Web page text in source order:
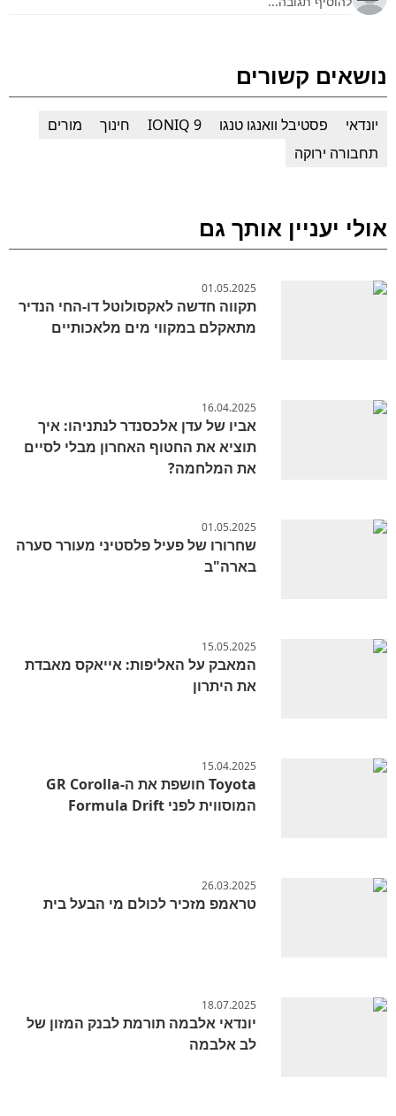
נושאים קשורים
יונדאי פסטיבל וואנגו טנגו IONIQ 9 חינוך
מורים
תחבורה ירוקה
אולי יעניין אותך גם
01.05.2025
תקווה חדשה לאקסולוטל דו-החי הנדיר
מתאקלם במקווי מים מלאכותיים
16.04.2025
אביו של עדן אלכסנדר לנתניהו: איך
תוציא את החטוף האחרון מבלי לסיים
את המלחמה?
01.05.2025
שחרורו של פעיל פלסטיני מעורר סערה
בארה"ב
15.05.2025
המאבק על האליפות: אייאקס מאבדת
את היתרון
15.04.2025
Toyota חושפת את ה-GR Corolla
המוסווית לפני Formula Drift
26.03.2025
טראמפ מזכיר לכולם מי הבעל בית
18.07.2025
יונדאי אלבמה תורמת לבנק המזון של
לב אלבמה